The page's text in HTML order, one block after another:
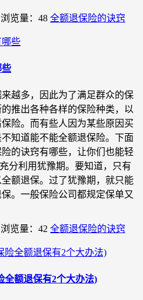
浏览量：48 全额退保险的诀窍
些
越多，因此为了满足群众的保
推出各种各样的保险种类，以
险。而有些人因为某些原因买
知道能不能全额退保险。下面
的诀窍有哪些，让你们也能轻
分利用犹豫期。要知道，只有
额退保。过了犹豫期，就只能
。一般保险公司都规定保单又
浏览量：42 全额退保险的诀窍
全额退保有2个大办法)